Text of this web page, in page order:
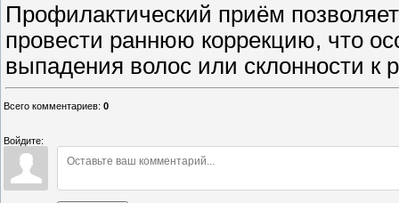
Профилактический приём
провести раннюю коррекцию, что
выпадения волос или склонности
Всего комментариев: 0
Войдите: